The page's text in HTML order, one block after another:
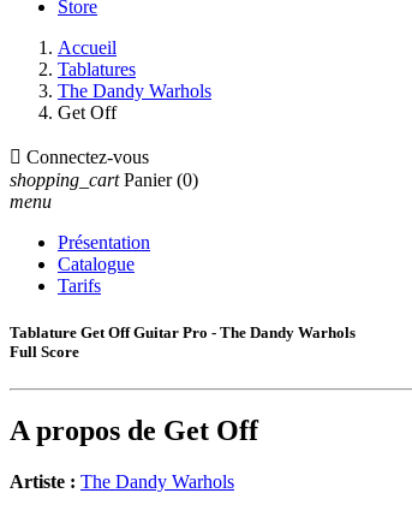
Store
Accueil
Tablatures
The Dandy Warhols
Get Off
 Connectez-vous
shopping_cart Panier (0)
menu
Présentation
Catalogue
Tarifs
Tablature Get Off Guitar Pro - The Dandy Warhols
Full Score
A propos de Get Off
Artiste : The Dandy Warhols